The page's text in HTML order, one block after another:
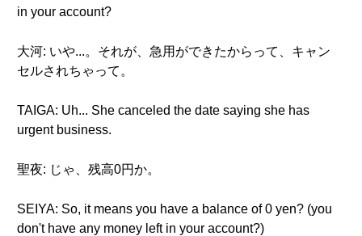
in your account?
大河: いや...。それが、急用ができたからって、キャン
セルされちゃって。
TAIGA: Uh... She canceled the date saying she has
urgent business.
聖夜: じゃ、残高0円か。
SEIYA: So, it means you have a balance of 0 yen? (you
don't have any money left in your account?)